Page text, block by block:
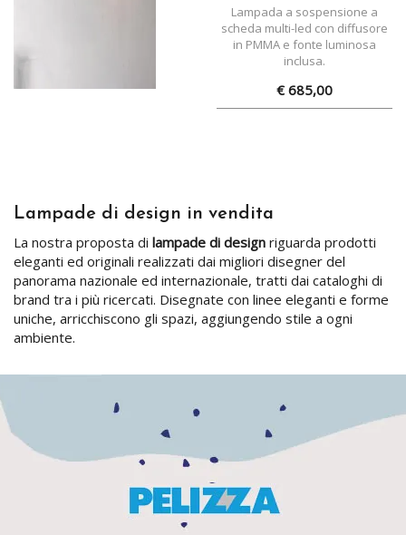
Lampada a sospensione a
scheda multi-led con diffusore
in PMMA e fonte luminosa
inclusa.
€ 685,00
Lampade di design in vendita
La nostra proposta di lampade di design riguarda prodotti
eleganti ed originali realizzati dai migliori disegner del
panorama nazionale ed internazionale, tratti dai cataloghi di
brand tra i più ricercati. Disegnate con linee eleganti e forme
uniche, arricchiscono gli spazi, aggiungendo stile a ogni
ambiente.